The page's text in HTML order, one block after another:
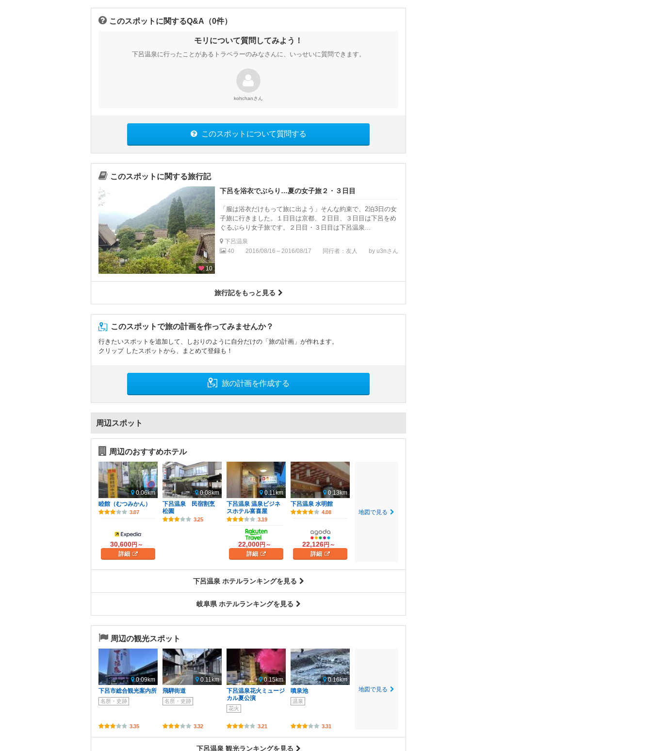
このスポットに関するQ&A（0件）
モリについて質問してみよう！
下呂温泉に行ったことがあるトラベラーのみなさんに、いっせいに質問できます。
kohchanさん
このスポットについて質問する
このスポットに関する旅行記
10
下呂を浴衣でぶらり…夏の女子旅２・３日目
「服は浴衣だけもって旅に出よう」そんな約束で、2泊3日の女
子旅に行きました。１日目は京都、２日目、３日目は下呂をめ
ぐるぶらり女子旅です。２日目・３日目は下呂温泉...
下呂温泉
40
2016/08/16～2016/08/17 同行者：友人 by u3nさん
旅行記をもっと見る
このスポットで旅の計画を作ってみませんか？
行きたいスポットを追加して、しおりのように自分だけの「旅の計画」が作れます。
クリップ したスポットから、まとめて登録も！
旅の計画を作成する
周辺スポット
周辺のおすすめホテル
0.06km
睦館（むつみかん）
3.07
30,600円～
詳細
0.08km
下呂温泉 民宿割烹
松園
3.25
0.11km
下呂温泉 温泉ビジネ
スホテル富喜屋
3.19
22,000円～
詳細
0.13km
下呂温泉 水明館
4.08
22,126円～
詳細
地図で見る
下呂温泉 ホテルランキングを見る
岐阜県 ホテルランキングを見る
周辺の観光スポット
0.09km
下呂市総合観光案内所
名所・史跡
3.35
0.11km
飛騨街道
名所・史跡
3.32
0.15km
下呂温泉花火ミュージ
カル夏公演
花火
3.21
0.16km
噴泉池
温泉
3.31
地図で見る
下呂温泉 観光ランキングを見る